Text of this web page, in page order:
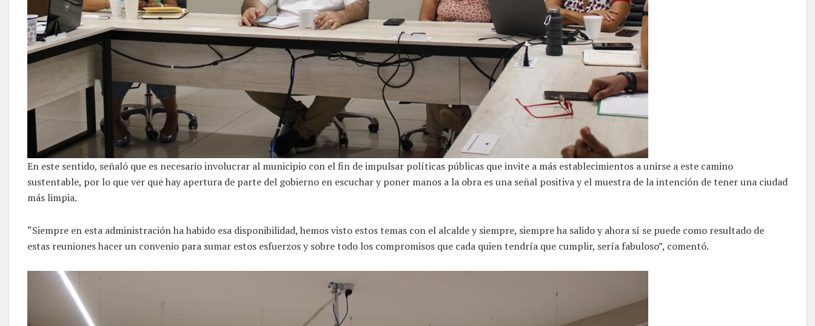
En este sentido, señaló que es necesario involucrar al municipio con el fin de impulsar políticas públicas que invite a más establecimientos a unirse a este camino
sustentable, por lo que ver que hay apertura de parte del gobierno en escuchar y poner manos a la obra es una señal positiva y el muestra de la intención de tener una ciudad
más limpia.
“Siempre en esta administración ha habido esa disponibilidad, hemos visto estos temas con el alcalde y siempre, siempre ha salido y ahora sí se puede como resultado de
estas reuniones hacer un convenio para sumar estos esfuerzos y sobre todo los compromisos que cada quien tendría que cumplir, sería fabuloso”, comentó.